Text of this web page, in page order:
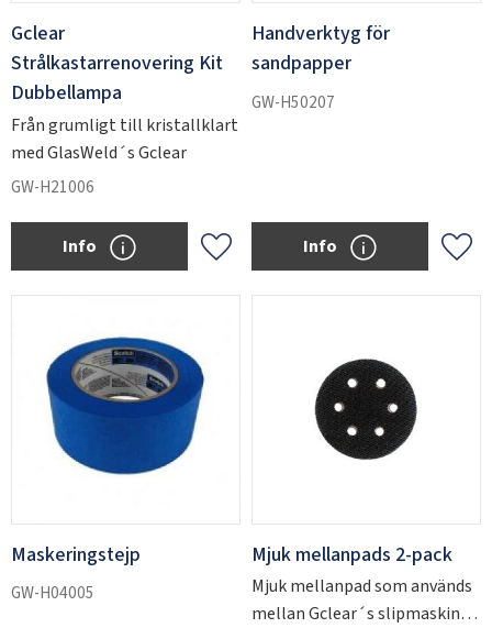
Gclear
Strålkastarrenovering Kit
Dubbellampa
Från grumligt till kristallklart
med GlasWeld´s Gclear
GW-H21006
Add to favorites
Info
Handverktyg för
sandpapper
GW-H50207
Add
Info
Maskeringstejp
GW-H04005
Mjuk mellanpads 2-pack
Mjuk mellanpad som används
mellan Gclear´s slipmaskin
SEK